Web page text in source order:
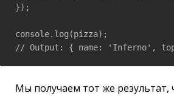
});
console.log(pizza);
Мы получаем тот же результат,